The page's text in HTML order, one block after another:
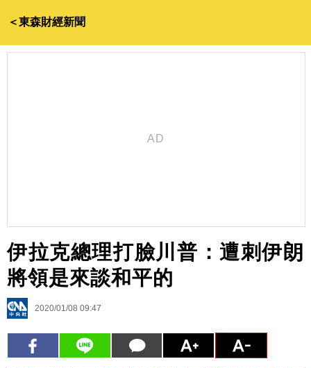
＜東森財經新聞
伊拉克總理打臉川普：遭刺伊朗
將領是來談和平的
2020/01/08 09:47